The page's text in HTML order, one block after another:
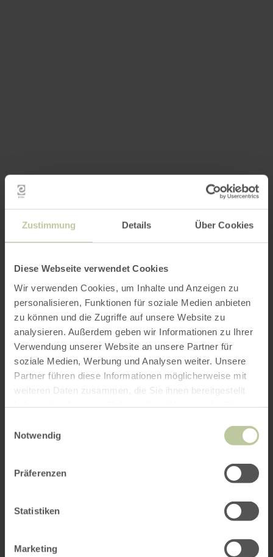
Zustimmung Details Über Cookies
Diese Webseite verwendet Cookies
Wir verwenden Cookies, um Inhalte und Anzeigen zu
personalisieren, Funktionen für soziale Medien anbieten
zu können und die Zugriffe auf unsere Website zu
analysieren. Außerdem geben wir Informationen zu Ihrer
Verwendung unserer Website an unsere Partner für
soziale Medien, Werbung und Analysen weiter. Unsere
Partner führen diese Informationen möglicherweise mit
weiteren Daten zusammen, die Sie ihnen bereitgestellt
Notwendig
Präferenzen
Statistiken
Marketing